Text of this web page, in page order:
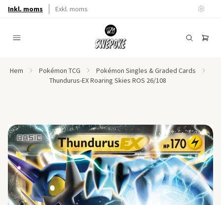
Inkl. moms Exkl. moms
Hem Pokémon TCG
Pokémon Singles & Graded Cards
Thundurus-EX Roaring Skies ROS 26/108